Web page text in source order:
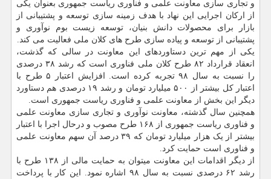
و تجاری سازی معاونت علمی و فناوری ریاست جمهوری بعنوان یکی
از ارکان اجرایی این نهاد با هدف زمینه سازی توسعه و پشتیبانی از
بازار برای محصولات دانش بنیان، توسعه زیست بوم نوآوری و
پشتیبانی از توسعه و پیاده سازی طرح های کلان ملی فعالیت می کند.
یکی از مهم ترین دستاوردهای این معاونت در سالی که گذشت،
انعقاد قرارداد ۸۲ طرح کلان ملی فناوری است که رشد ۳۸ درصدی
را نسبت به سال ۹۸ تجربه کرده است. افزایش اعتبار ۵ طرح با
اعتبار کل بیشتر از ۵۰۰ میلیارد تومان و رشد ۱۹ درصدی هم دستاورد
دیگر این بخش از معاونت علمی و فناوری ریاست جمهوری است.
همچنین سال گذشته، معاونت نوآوری و تجاری سازی معاونت علمی
و فناوری ریاست جمهوری از ۱۶۸ طرح مصوب و درحال اجرا با اعتبار
بیشتر از یک هزار میلیارد تومان که ۳۹ درصد آن سهم معاونت علمی
و فناوری است حمایت کرد.
از دیگر اقدامات این معاونت میتوان به حمایت مالی از ۱۳۸ طرح با
رشد ۶۲ درصدی نسبت به سال ۹۸ اشاره نمود. این کار با پرداخت